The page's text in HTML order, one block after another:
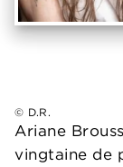
Ariane
vingtaine de
© D.R.